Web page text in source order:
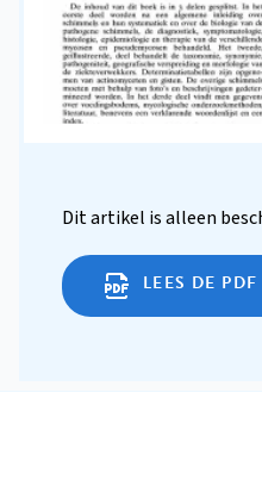
Dit artikel is alleen
LEES DE PDF